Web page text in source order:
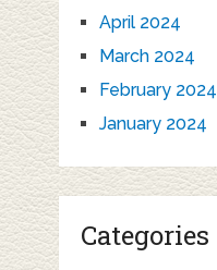
April 2024
March 2024
February 2024
January 2024
Categories